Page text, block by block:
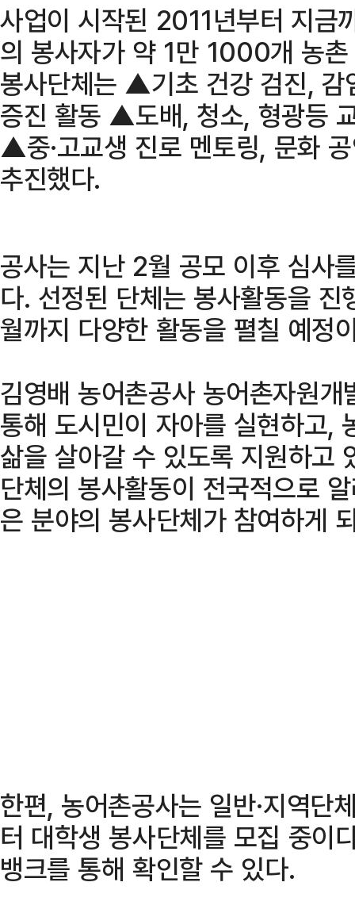
사업이 시작된 2011년부터 지금
의 봉사자가 약 1만 1000개 농
봉사단체는 ▲기초 건강 검진, 감
증진 활동 ▲도배, 청소, 형광등
▲중·고교생 진로 멘토링, 문화
추진했다.
공사는 지난 2월 공모 이후 심사
다. 선정된 단체는 봉사활동을
월까지 다양한 활동을 펼칠 예정
김영배 농어촌공사 농어촌자원
통해 도시민이 자아를 실현하고,
삶을 살아갈 수 있도록 지원하고
단체의 봉사활동이 전국적으로
은 분야의 봉사단체가 참여하게
한편, 농어촌공사는 일반·지역단
터 대학생 봉사단체를 모집 중이
뱅크를 통해 확인할 수 있다.